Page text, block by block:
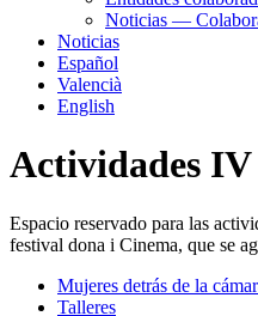
Noticias —
Noticias
Español
Valencià
English
Actividades
Espacio reservado para las
festival dona i Cinema, que se
Mujeres detrás de la
Talleres